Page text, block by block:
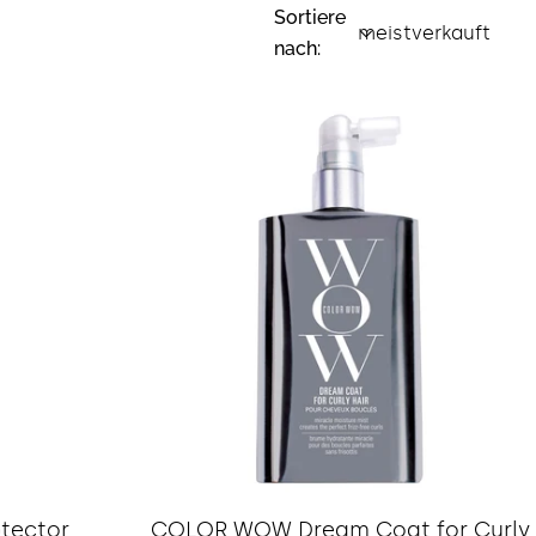
Sortiere
nach:
Typ:
COLOR WOW Dream Coat for Curly